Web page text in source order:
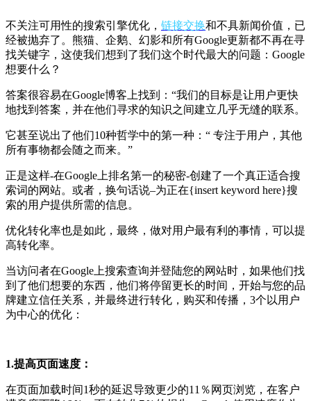
不关注可用性的搜索引擎优化， 链接交换和不具新闻价值，已
经被抛弃了。熊猫、企鹅、幻影和所有Google更新都不再在寻
找关键字，这使我们想到了我们这个时代最大的问题：Google
想要什么？
答案很容易在Google博客上找到：“我们的目标是让用户更快
地找到答案，并在他们寻求的知识之间建立几乎无缝的联系。
它甚至说出了他们10种哲学中的第一种：“ 专注于用户，其他
所有事物都会随之而来。”
正是这样-在Google上排名第一的秘密-创建了一个真正适合搜
索词的网站。或者，换句话说–为正在{insert keyword here}搜
索的用户提供所需的信息。
优化转化率也是如此，最终，做对用户最有利的事情，可以提
高转化率。
当访问者在Google上搜索查询并登陆您的网站时，如果他们找
到了他们想要的东西，他们将停留更长的时间，开始与您的品
牌建立信任关系，并最终进行转化，购买和传播，3个以用户
为中心的优化：
1.提高页面速度：
在页面加载时间1秒的延迟导致更少的11％网页浏览，在客户